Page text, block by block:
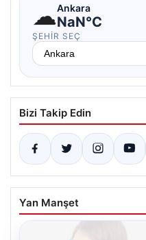
☁Ankara
NaN°C
ŞEHIR SEÇ
Bizi Takip Edin
Yan Manşet